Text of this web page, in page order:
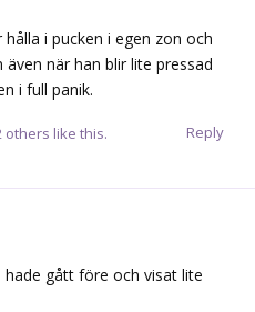
i pucken i egen zon och
när han blir lite pressad
i full panik.
Reply
others like this.
gått före och visat lite